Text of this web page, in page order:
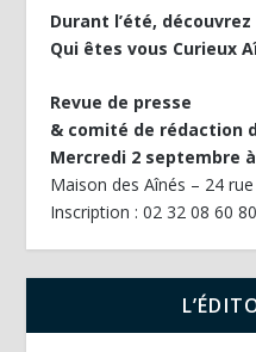
Durant l’été,
Qui êtes vous Curieux
Revue de presse
& comité de rédaction
Mercredi 2 septembre à
Maison des Aînés – 24
Inscription : 02 32 08 60 80